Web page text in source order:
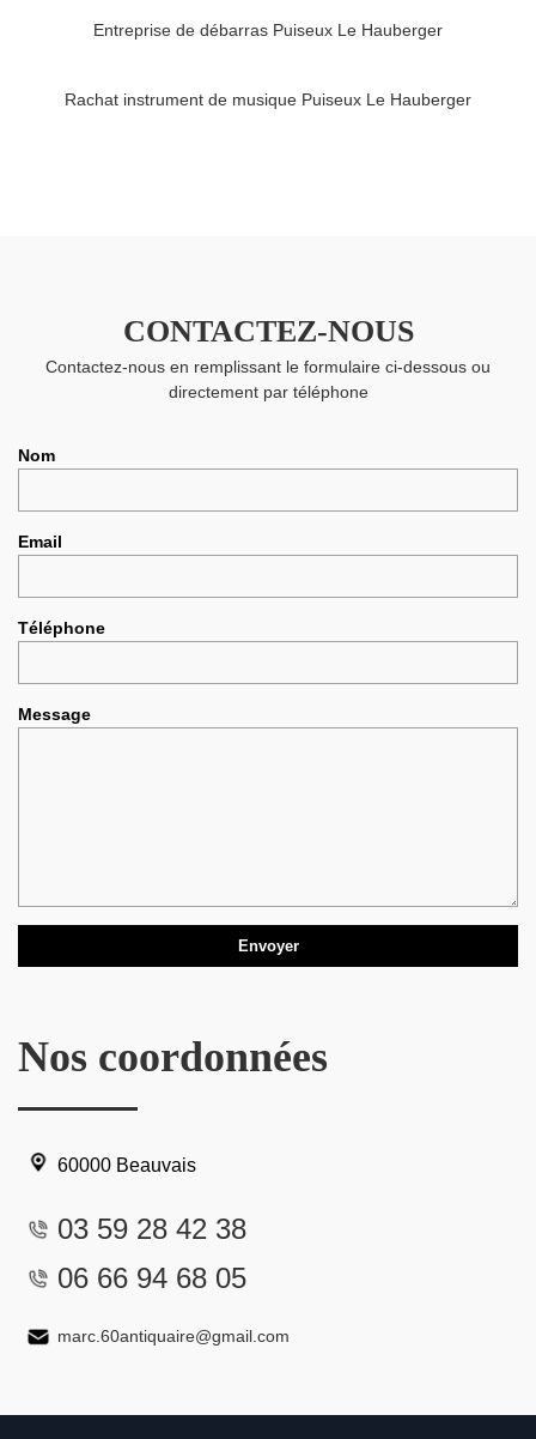
Entreprise de débarras Puiseux Le Hauberger
Rachat instrument de musique Puiseux Le Hauberger
CONTACTEZ-NOUS
Contactez-nous en remplissant le formulaire ci-dessous ou
directement par téléphone
Nom
Email
Téléphone
Message
Nos coordonnées
60000 Beauvais
03 59 28 42 38
06 66 94 68 05
marc.60antiquaire@gmail.com